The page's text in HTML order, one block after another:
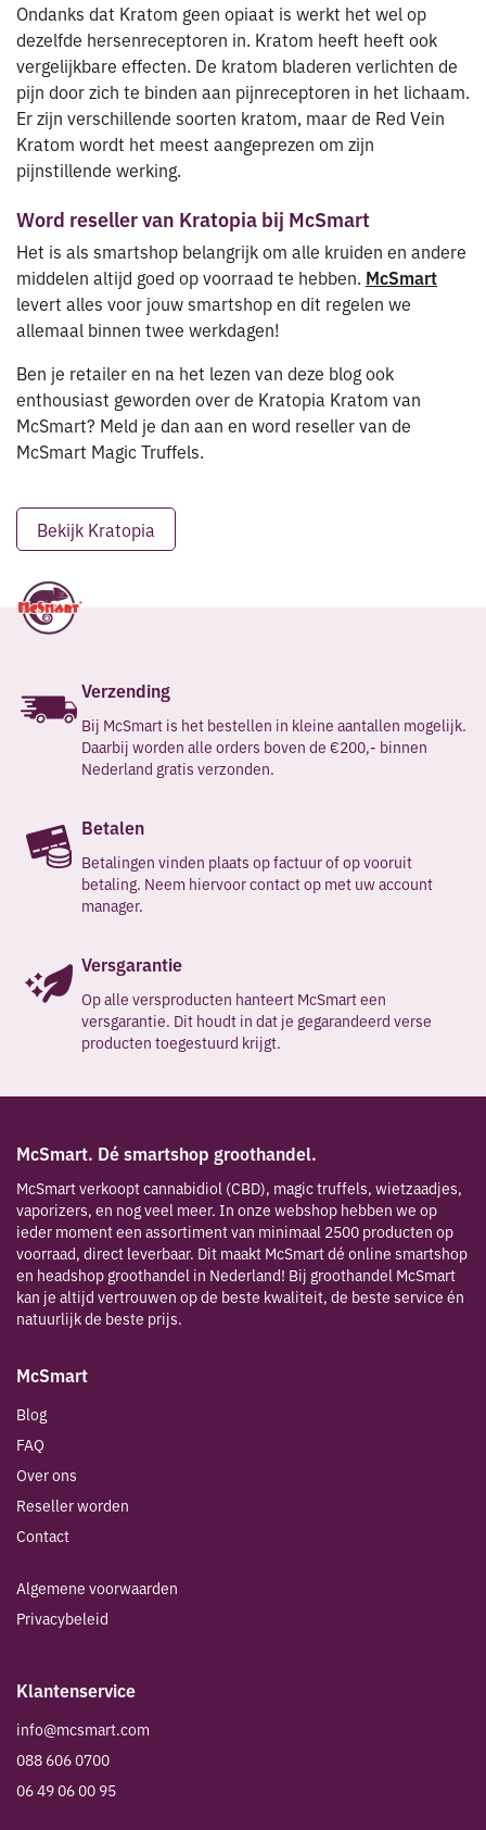
Ondanks dat Kratom geen opiaat is werkt het wel op
dezelfde hersenreceptoren in. Kratom heeft heeft ook
vergelijkbare effecten. De kratom bladeren verlichten de
pijn door zich te binden aan pijnreceptoren in het lichaam.
Er zijn verschillende soorten kratom, maar de Red Vein
Kratom wordt het meest aangeprezen om zijn
pijnstillende werking.
Word reseller van Kratopia bij McSmart
Het is als smartshop belangrijk om alle kruiden en andere
middelen altijd goed op voorraad te hebben. McSmart
levert alles voor jouw smartshop en dit regelen we
allemaal binnen twee werkdagen!
Ben je retailer en na het lezen van deze blog ook
enthousiast geworden over de Kratopia Kratom van
McSmart? Meld je dan aan en word reseller van de
McSmart Magic Truffels.
Bekijk Kratopia
Verzending
Bij McSmart is het bestellen in kleine aantallen mogelijk.
Daarbij worden alle orders boven de €200,- binnen
Nederland gratis verzonden.
Betalen
Betalingen vinden plaats op factuur of op vooruit
betaling. Neem hiervoor contact op met uw account
manager.
Versgarantie
Op alle versproducten hanteert McSmart een
versgarantie. Dit houdt in dat je gegarandeerd verse
producten toegestuurd krijgt.
McSmart. Dé smartshop groothandel.
McSmart verkoopt cannabidiol (CBD), magic truffels, wietzaadjes,
vaporizers, en nog veel meer. In onze webshop hebben we op
ieder moment een assortiment van minimaal 2500 producten op
voorraad, direct leverbaar. Dit maakt McSmart dé online smartshop
en headshop groothandel in Nederland! Bij groothandel McSmart
kan je altijd vertrouwen op de beste kwaliteit, de beste service én
natuurlijk de beste prijs.
McSmart
Blog
FAQ
Over ons
Reseller worden
Contact
Algemene voorwaarden
Privacybeleid
Klantenservice
info@mcsmart.com
088 606 0700
06 49 06 00 95